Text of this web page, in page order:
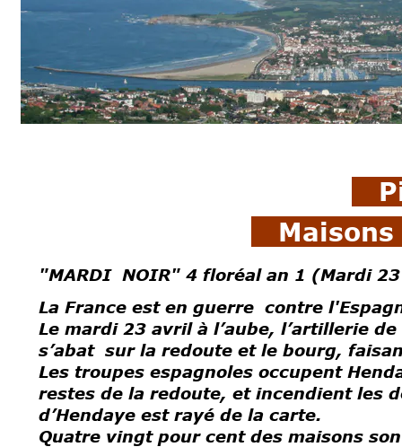
"MARDI NOIR" 4 floréal an 1 (Mardi
La France est en guerre contre
Le mardi 23 avril à l’aube, l’artillerie
s’abat sur la redoute et le bourg,
Les troupes espagnoles occupent
restes de la redoute, et incendient les
d’Hendaye est rayé de la carte.
Quatre vingt pour cent des maisons